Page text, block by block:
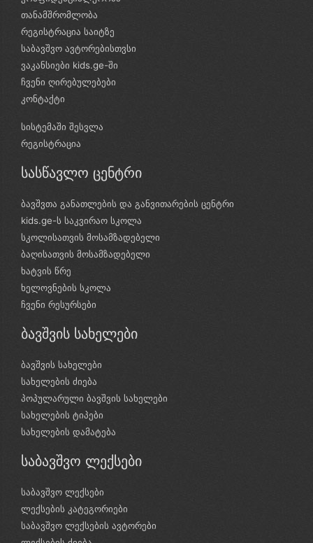
თანამშრომლობა
რეგისტრაცია საიტზე
საბავშვო ავტორებისთვსი
ვაკანსიები kids.ge-ში
ჩვენი ღირებულებები
კონტაქტი
სისტემაში შესვლა
რეგისტრაცია
სასწავლო ცენტრი
ბავშვთა განათლების და განვითარების ცენტრი
kids.ge-ს საკვირაო სკოლა
სკოლისათვის მოსამზადებელი
ბაღისათვის მოსამზადებელი
ხატვის წრე
ხელოვნების სკოლა
ჩვენი რესურსები
ბავშვის სახელები
ბავშვის სახელები
სახელების ძიება
პოპულარული ბავშვის სახელები
სახელების ტიპები
სახელების დამატება
საბავშვო ლექსები
საბავშვო ლექსები
ლექსების კატეგორიები
საბავშვო ლექსების ავტორები